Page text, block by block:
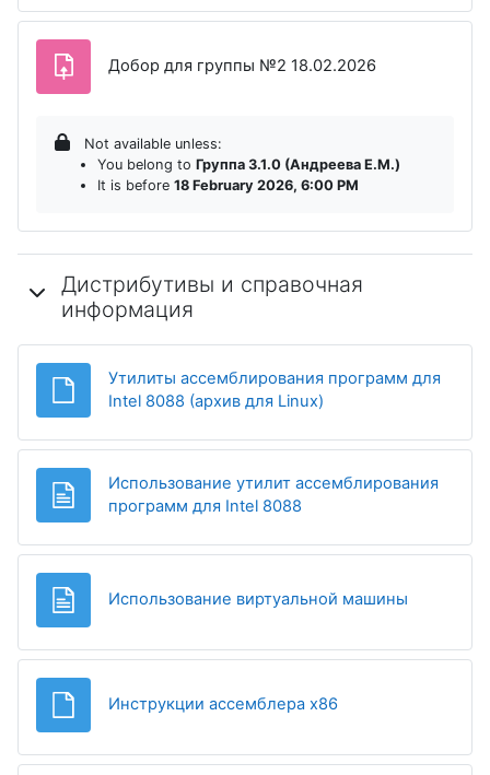
Добор для группы №2 18.02.2026Assignment
Not available unless:
You belong to Группа 3.1.0 (Андреева Е.М.)
It is before 18 February 2026, 6:00 PM
Дистрибутивы и справочная
информация
Утилиты ассемблирования программ для
Intel 8088 (архив для Linux)
Использование утилит ассемблирования
программ для Intel 8088
Использование виртуальной машины
Инструкции ассемблера x86File